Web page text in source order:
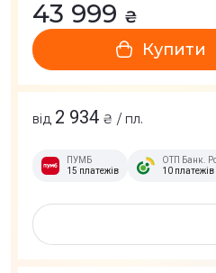
43 999 ₴
Купити
від 2 934 ₴ / пл.
ПУМБ
15 платежів
ОТП Банк.
10 платежів